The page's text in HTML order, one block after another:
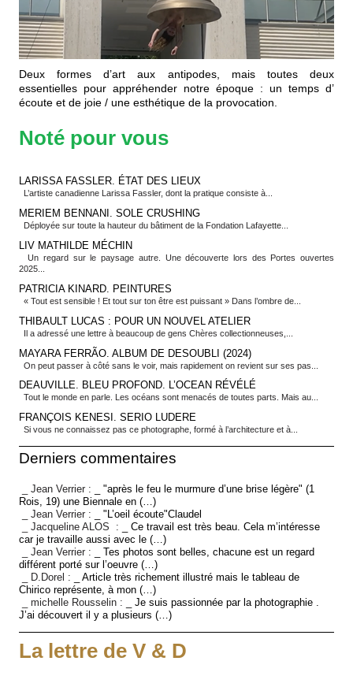
Deux formes d’art aux antipodes, mais toutes deux
essentielles pour appréhender notre époque : un temps d’
écoute et de joie / une esthétique de la provocation.
Noté pour vous
LARISSA FASSLER. ÉTAT DES LIEUX
L’artiste canadienne Larissa Fassler, dont la pratique consiste à...
MERIEM BENNANI. SOLE CRUSHING
Déployée sur toute la hauteur du bâtiment de la Fondation Lafayette...
LIV MATHILDE MÉCHIN
Un regard sur le paysage autre. Une découverte lors des Portes ouvertes
2025...
PATRICIA KINARD. PEINTURES
« Tout est sensible ! Et tout sur ton être est puissant » Dans l’ombre de...
THIBAULT LUCAS : POUR UN NOUVEL ATELIER
Il a adressé une lettre à beaucoup de gens Chères collectionneuses,...
MAYARA FERRÃO. ALBUM DE DESOUBLI (2024)
On peut passer à côté sans le voir, mais rapidement on revient sur ses pas...
DEAUVILLE. BLEU PROFOND. L’OCEAN RÉVÉLÉ
Tout le monde en parle. Les océans sont menacés de toutes parts. Mais au...
FRANÇOIS KENESI. SERIO LUDERE
Si vous ne connaissez pas ce photographe, formé à l’architecture et à...
Derniers commentaires
_ Jean Verrier :
_ "après le feu le murmure d’une brise légère" (1
Rois, 19) une Biennale en (…)
_ Jean Verrier :
_ "L’oeil écoute"Claudel
_ Jacqueline ALOS :
_ Ce travail est très beau. Cela m’intéresse
car je travaille aussi avec le (…)
_ Jean Verrier :
_ Tes photos sont belles, chacune est un regard
différent porté sur l’oeuvre (…)
_ D.Dorel :
_ Article très richement illustré mais le tableau de
Chirico représente, à mon (…)
_ michelle Rousselin :
_ Je suis passionnée par la photographie .
J’ai découvert il y a plusieurs (…)
La lettre de V & D